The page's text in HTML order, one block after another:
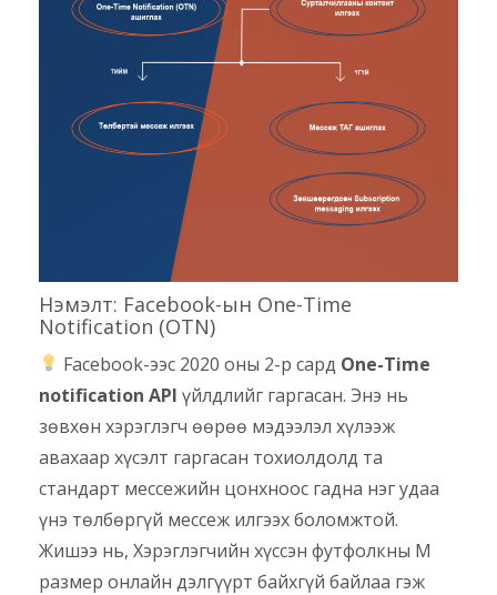
Нэмэлт: Facebook-ын One-Time
Notification (OTN)
Facebook-ээс 2020 оны 2-р сард One-Time
notification API үйлдлийг гаргасан. Энэ нь
зөвхөн хэрэглэгч өөрөө мэдээлэл хүлээж
авахаар хүсэлт гаргасан тохиолдолд та
стандарт мессежийн цонхноос гадна нэг удаа
үнэ төлбөргүй мессеж илгээх боломжтой.
Жишээ нь, Хэрэглэгчийн хүссэн футфолкны M
размер онлайн дэлгүүрт байхгүй байлаа гэж